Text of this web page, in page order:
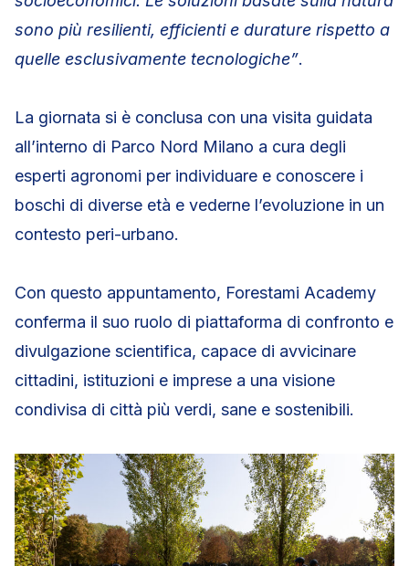
sono più resilienti, efficienti e durature rispetto a
quelle esclusivamente tecnologiche”.
La giornata si è conclusa con una visita guidata
all’interno di Parco Nord Milano a cura degli
esperti agronomi per individuare e conoscere i
boschi di diverse età e vederne l’evoluzione in un
contesto peri-urbano.
Con questo appuntamento, Forestami Academy
conferma il suo ruolo di piattaforma di confronto e
divulgazione scientifica, capace di avvicinare
cittadini, istituzioni e imprese a una visione
condivisa di città più verdi, sane e sostenibili.